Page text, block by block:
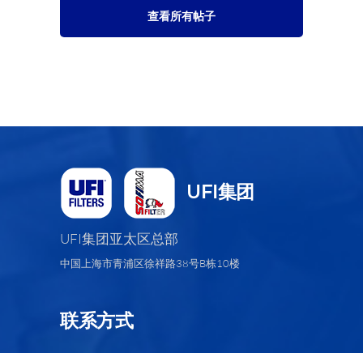
查看所有帖子
UFI集团
UFI集团亚太区总部
中国上海市青浦区徐祥路38号B栋10楼
联系方式